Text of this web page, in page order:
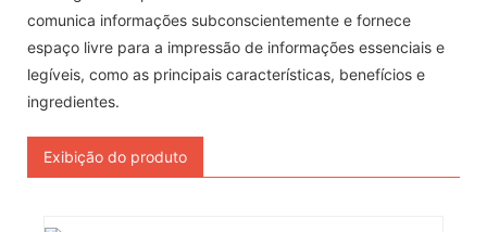
comunica informações subconscientemente e fornece
espaço livre para a impressão de informações essenciais e
legíveis, como as principais características, benefícios e
ingredientes.
Exibição do produto